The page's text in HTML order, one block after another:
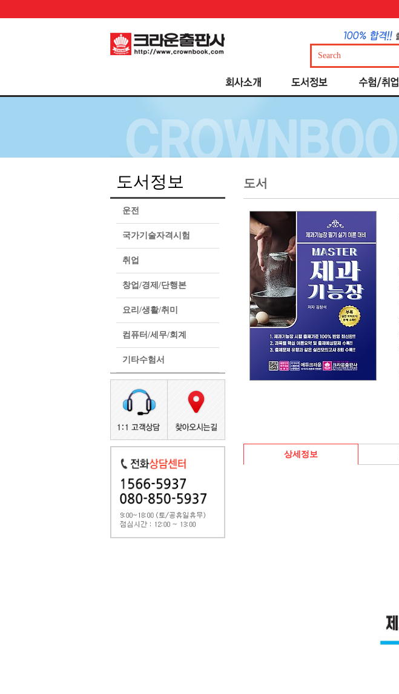
도서정보
운전
국가기술자격시험
취업
창업/경제/단행본
요리/생활/취미
컴퓨터/세무/회계
기타수험서
도서
상세정보